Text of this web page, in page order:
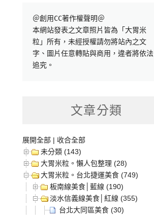
＠創用CC著作權聲明＠
本網站發表之文章照片皆為「大胃米
粒」所有，未經授權請勿將站內之文
字、圖片任意轉貼與商用，違者將依法
追究。
文章分類
展開全部 | 收合全部
未分類 (143)
大胃米粒。懶人包整理 (28)
大胃米粒。台北捷運美食 (749)
板南線美食│藍線 (190)
淡水信義線美食│紅線 (355)
台北大同區美食 (30)